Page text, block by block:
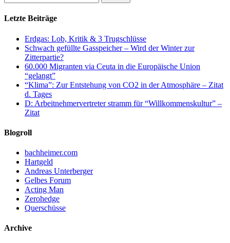
Letzte Beiträge
Erdgas: Lob, Kritik & 3 Trugschlüsse
Schwach gefüllte Gasspeicher – Wird der Winter zur
Zitterpartie?
60.000 Migranten via Ceuta in die Europäische Union
“gelangt”
“Klima”: Zur Entstehung von CO2 in der Atmosphäre – Zitat
d. Tages
D: Arbeitnehmervertreter stramm für “Willkommenskultur” –
Zitat
Blogroll
bachheimer.com
Hartgeld
Andreas Unterberger
Gelbes Forum
Acting Man
Zerohedge
Querschüsse
Archive